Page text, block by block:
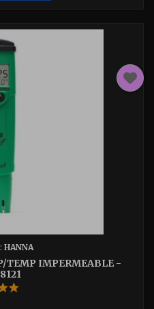
HANNA
TEMP IMPERMEABLE -